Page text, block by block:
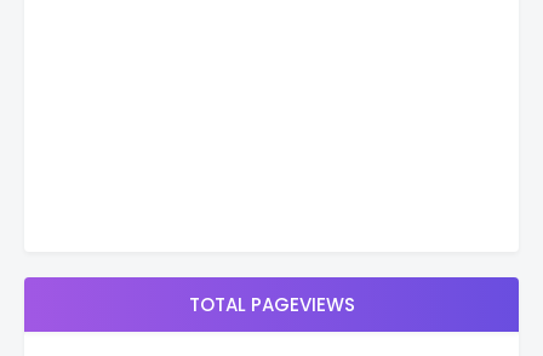
TOTAL PAGEVIEWS